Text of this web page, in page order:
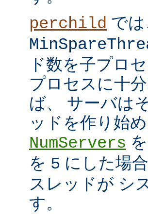
perchild で
ド数を子プロ
プロセスに十
ば、 サーバは
ッドを作り始
NumServers を
を 5 にした場
スレッドが シ
す。